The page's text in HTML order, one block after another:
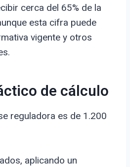
cerca del 65% de la
esta cifra puede
vigente y otros
de cálculo
reguladora es de 1.200
aplicando un